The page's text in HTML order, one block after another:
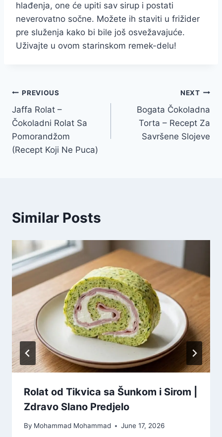
hlađenja, one će upiti sav sirup i postati
neverovatno sočne. Možete ih staviti u frižider
pre služenja kako bi bile još osvežavajuće.
Uživajte u ovom starinskom remek-delu!
Post
navigation
PREVIOUS
Jaffa Rolat –
Čokoladni Rolat Sa
Pomorandžom
(Recept Koji Ne Puca)
NEXT
Bogata Čokoladna
Torta – Recept Za
Savršene Slojeve
Similar Posts
Rolat od Tikvica sa Šunkom i Sirom |
Zdravo Slano Predjelo
By Mohammad Mohammad June 17, 2026